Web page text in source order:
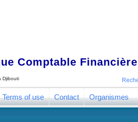
Comptable
Djibouti
Terms of use Contact Organismes